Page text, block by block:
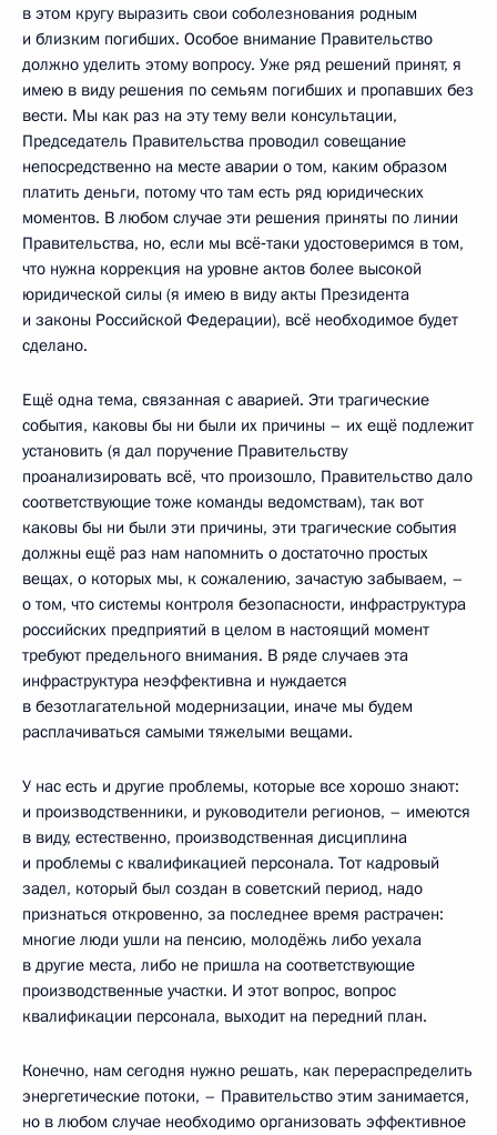
в этом кругу выразить свои соболезнования родным
и близким погибших. Особое внимание Правительство
должно уделить этому вопросу. Уже ряд решений принят, я
имею в виду решения по семьям погибших и пропавших без
вести. Мы как раз на эту тему вели консультации,
Председатель Правительства проводил совещание
непосредственно на месте аварии о том, каким образом
платить деньги, потому что там есть ряд юридических
моментов. В любом случае эти решения приняты по линии
Правительства, но, если мы всё‑таки удостоверимся в том,
что нужна коррекция на уровне актов более высокой
юридической силы (я имею в виду акты Президента
и законы Российской Федерации), всё необходимое будет
сделано.
Ещё одна тема, связанная с аварией. Эти трагические
события, каковы бы ни были их причины – их ещё подлежит
установить (я дал поручение Правительству
проанализировать всё, что произошло, Правительство дало
соответствующие тоже команды ведомствам), так вот
каковы бы ни были эти причины, эти трагические события
должны ещё раз нам напомнить о достаточно простых
вещах, о которых мы, к сожалению, зачастую забываем, –
о том, что системы контроля безопасности, инфраструктура
российских предприятий в целом в настоящий момент
требуют предельного внимания. В ряде случаев эта
инфраструктура неэффективна и нуждается
в безотлагательной модернизации, иначе мы будем
расплачиваться самыми тяжелыми вещами.
У нас есть и другие проблемы, которые все хорошо знают:
и производственники, и руководители регионов, – имеются
в виду, естественно, производственная дисциплина
и проблемы с квалификацией персонала. Тот кадровый
задел, который был создан в советский период, надо
признаться откровенно, за последнее время растрачен:
многие люди ушли на пенсию, молодёжь либо уехала
в другие места, либо не пришла на соответствующие
производственные участки. И этот вопрос, вопрос
квалификации персонала, выходит на передний план.
Конечно, нам сегодня нужно решать, как перераспределить
энергетические потоки, – Правительство этим занимается,
но в любом случае необходимо организовать эффективное